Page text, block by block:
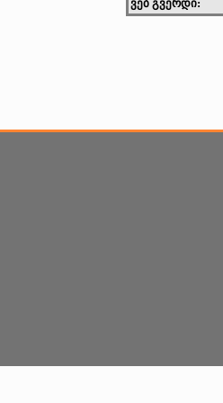
ვებ გვერდი: